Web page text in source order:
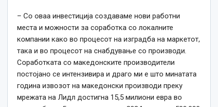
– Со оваа инвестиција создаваме нови работни
места и можности за соработка со локалните
компании како во процесот на изградба на маркетот,
така и во процесот на снабдување со производи.
Соработката со македонските производители
постојано се интензивира и драго ми е што минатата
година извозот на македонски производи преку
мрежата на Лидл достигна 15,5 милиони евра во